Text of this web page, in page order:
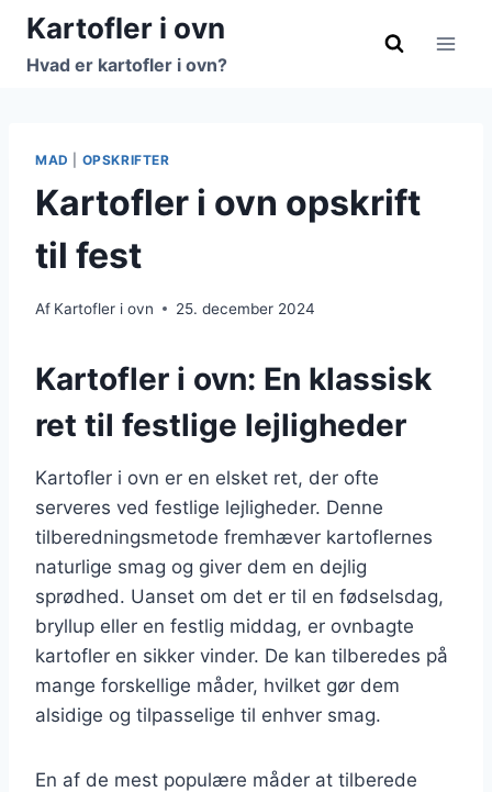
Fortsæt
indhold
Kartofler i ovn
Hvad er kartofler i ovn?
MAD OPSKRIFTER
Kartofler i ovn opskrift
til fest
Af Kartofler i ovn 25. december 2024
Kartofler i ovn: En klassisk
ret til festlige lejligheder
Kartofler i ovn er en elsket ret, der ofte
serveres ved festlige lejligheder. Denne
tilberedningsmetode fremhæver kartoflernes
naturlige smag og giver dem en dejlig
sprødhed. Uanset om det er til en fødselsdag,
bryllup eller en festlig middag, er ovnbagte
kartofler en sikker vinder. De kan tilberedes på
mange forskellige måder, hvilket gør dem
alsidige og tilpasselige til enhver smag.
En af de mest populære måder at tilberede